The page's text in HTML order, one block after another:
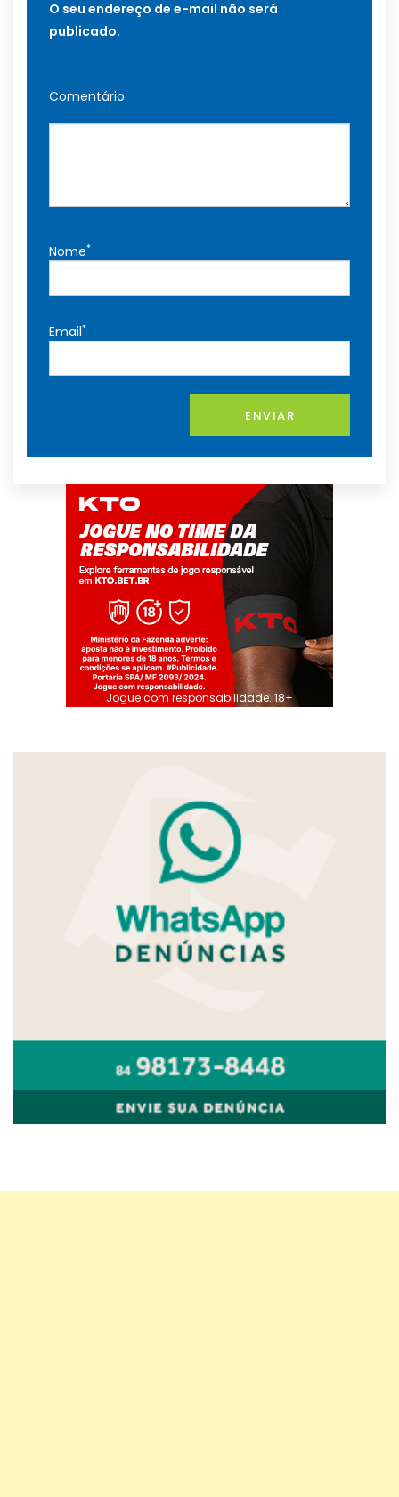
O seu endereço de e-mail não será
publicado.
Comentário
Nome*
Email*
ENVIAR
Jogue com responsabilidade. 18+